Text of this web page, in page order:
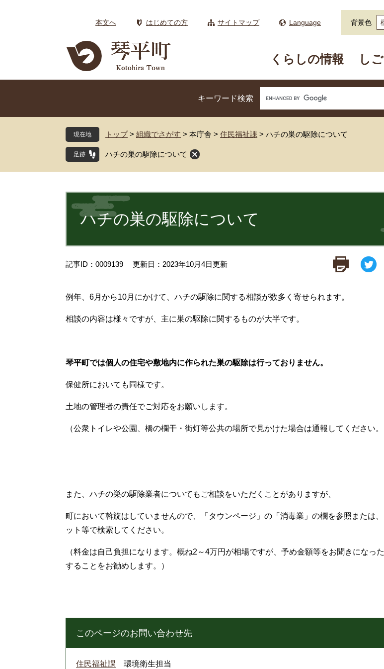
本文へ はじめての方 サイトマップ Language 背景色
くらしの情報 し
キーワード検索
現在地 トップ > 組織でさがす > 本庁舎 > 住民福祉課 > ハチの巣の駆除について
ハチの巣の駆除について
文
ハチの巣の駆除について
記事ID：0009139 更新日：2023年10月4日更新
例年、6月から10月にかけて、ハチの駆除に関する相談が数多く寄せられます。
相談の内容は様々ですが、主に巣の駆除に関するものが大半です。
琴平町では個人の住宅や敷地内に作られた巣の駆除は行っておりません。
保健所においても同様です。
土地の管理者の責任でご対応をお願いします。
（公衆トイレや公園、橋の欄干・街灯等公共の場所で見かけた場合は通報してください。
また、ハチの巣の駆除業者についてもご相談をいただくことがありますが、
町において斡旋はしていませんので、「タウンページ」の「消毒業」の欄を参照または
ット等で検索してください。
（料金は自己負担になります。概ね2～4万円が相場ですが、予め金額等をお聞きになっ
することをお勧めします。）
このページのお問い合わせ先
住民福祉課 環境衛生担当